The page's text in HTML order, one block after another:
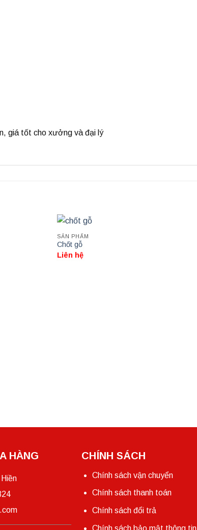
giá tốt cho xưởng và đại lý
SẢN PHẨM
Chốt gỗ
Liên hệ
HÀNG CHÍNH SÁCH
Chính sách vận chuyển
Chính sách thanh toán
Chính sách đổi trả
Chính sách bảo mật thông tin